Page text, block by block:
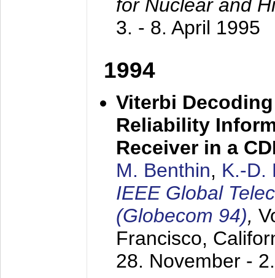
for Nuclear and
3. - 8. April 1995
1994
Viterbi
Reliability
Receiver in a
M. Benthin, K.-D.
IEEE Global
(Globecom 94),
Francisco,
28. November -